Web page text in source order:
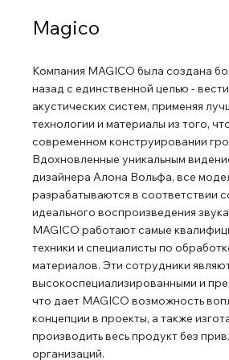
куполом: на бериллиевый купол
помощью процесса химического
Играет акустика от 18 Гц до 50 кГц
стереоусилителей либо четырех
Внешний кроссовер имеет
дискретную схемотехнику от
высокоточными аттенюаторами,
регулировать громкость с шагом в
каждого входа, и, как
искажений. Твитер,
динамик управляются
кроссовером, а вот на частоте
мидбасовым динамиком и
активная фильтрация. Блок
внешний, в отдельном корпусе.
Magico
Компания MAGICO была создана
назад с единственной целью -
акустических систем, применяя
технологии и материалы из того,
современном конструировании
Вдохновленные уникальным
дизайнера Алона Вольфа, все
разрабатываются в соответствии
идеального воспроизведения
MAGICO работают самые
техники и специалисты по
материалов. Эти сотрудники
высокоспециализированными и
что дает MAGICO возможность
концепции в проекты, а также
производить весь продукт без
организаций.